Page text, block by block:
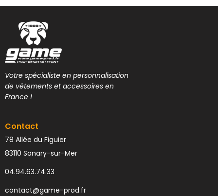
Votre spécialiste en personnalisation
de vêtements et accessoires en
France !
Contact
78 Allée du Figuier
83110 Sanary-sur-Mer
04.94.63.74.33
contact@game-prod.fr